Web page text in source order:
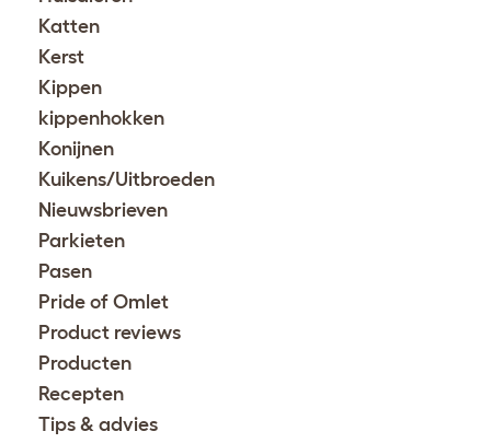
Katten
Kerst
Kippen
kippenhokken
Konijnen
Kuikens/Uitbroeden
Nieuwsbrieven
Parkieten
Pasen
Pride of Omlet
Product reviews
Producten
Recepten
Tips & advies